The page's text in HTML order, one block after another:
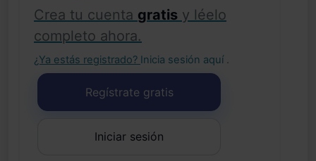
Crea tu cuenta gratis y léelo
completo ahora.
¿Ya estás registrado? Inicia sesión aquí .
Regístrate gratis
Iniciar sesión